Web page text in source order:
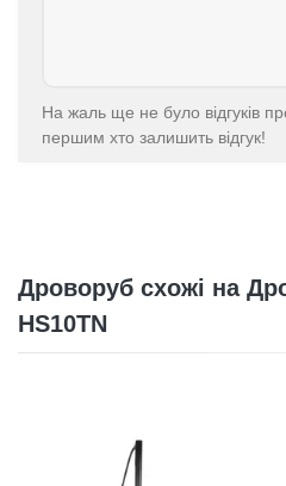
На жаль ще не було відгуків
першим хто залишить відгук!
Дроворуб схожі на
HS10TN